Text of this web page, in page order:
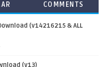
COMMENTS
(v14216215 & ALL
(v13)